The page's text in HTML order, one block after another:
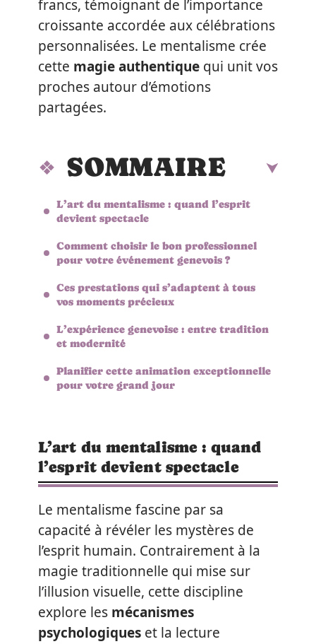
francs, témoignant de l’importance
croissante accordée aux célébrations
personnalisées. Le mentalisme crée
cette magie authentique qui unit vos
proches autour d’émotions
partagées.
SOMMAIRE
L’art du mentalisme : quand l’esprit
devient spectacle
Comment choisir le bon professionnel
pour votre événement genevois ?
Ces prestations qui s’adaptent à tous
vos moments précieux
L’expérience genevoise : entre tradition
et modernité
Planifier cette animation exceptionnelle
pour votre grand jour
L’art du mentalisme : quand
l’esprit devient spectacle
Le mentalisme fascine par sa
capacité à révéler les mystères de
l’esprit humain. Contrairement à la
magie traditionnelle qui mise sur
l’illusion visuelle, cette discipline
explore les mécanismes
psychologiques et la lecture